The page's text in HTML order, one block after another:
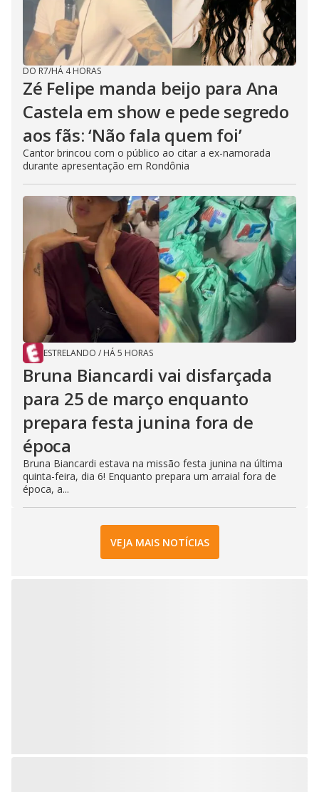
DO R7/HÁ 4 HORAS
Zé Felipe manda beijo para Ana
Castela em show e pede segredo
aos fãs: ‘Não fala quem foi’
Cantor brincou com o público ao citar a ex-namorada
durante apresentação em Rondônia
ESTRELANDO / HÁ 5 HORAS
Bruna Biancardi vai disfarçada
para 25 de março enquanto
prepara festa junina fora de
época
Bruna Biancardi estava na missão festa junina na última
quinta-feira, dia 6! Enquanto prepara um arraial fora de
época, a...
VEJA MAIS NOTÍCIAS